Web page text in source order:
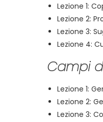
Lezione 1:
Lezione 2:
Lezione 3:
Lezione 4:
Campi
Lezione 1:
Lezione 2:
Lezione 3: